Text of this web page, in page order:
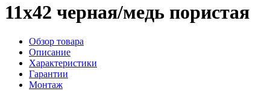
11х42 черная/медь пористая
Обзор товара
Описание
Характеристики
Гарантии
Монтаж